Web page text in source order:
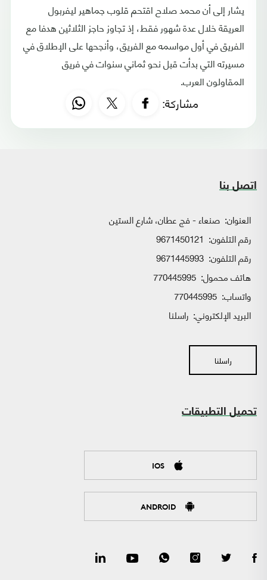
يشار إلى أن محمد صلاح اقتحم قلوب جماهير ليفربول
العريقة خلال عدة شهور فقط، إذ تجاوز حاجز الثلاثين هدفا مع
الفريق في أول مواسمه مع الفريق، وأنجحها على الإطلاق في
مسيرته التي بدأت قبل نحو ثماني سنوات في فريق
المقاولون العرب.
مشاركة:
اتصل بنا
العنوان: صنعاء - فج عطان، شارع الستين
رقم التلفون: 9671450121
رقم التلفون: 9671445993
هاتف محمول: 770445995
واتساب:
البريد الإلكتروني: راسلنا
راسلنا
تحميل التطبيقات
IOS
ANDROID